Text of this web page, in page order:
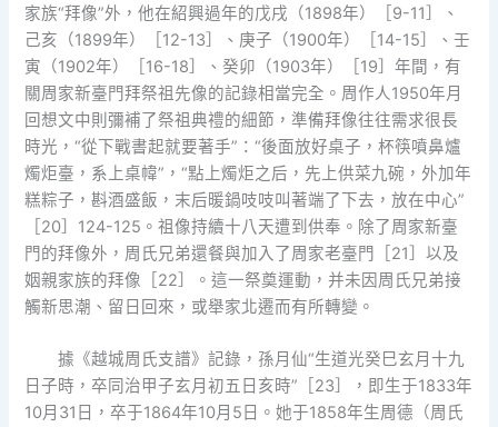
家族“拜像”外，他在紹興過年的戊戌（1898年）［9-11］、
己亥（1899年）［12-13］、庚子（1900年）［14-15］、壬
寅（1902年）［16-18］、癸卯（1903年）［19］年間，有
關周家新臺門拜祭祖先像的記錄相當完全。周作人1950年月
回想文中則彌補了祭祖典禮的細節，準備拜像往往需求很長
時光，“從下戰書起就要著手”：“後面放好桌子，杯筷噴鼻爐
燭炬臺，系上桌幃”，“點上燭炬之后，先上供菜九碗，外加年
糕粽子，斟酒盛飯，末后暖鍋吱吱叫著端了下去，放在中心”
［20］124-125。祖像持續十八天遭到供奉。除了周家新臺
門的拜像外，周氏兄弟還餐與加入了周家老臺門［21］以及
姻親家族的拜像［22］。這一祭奠運動，并未因周氏兄弟接
觸新思潮、留日回來，或舉家北遷而有所轉變。
據《越城周氏支譜》記錄，孫月仙“生道光癸巳玄月十九
日子時，卒同治甲子玄月初五日亥時”［23］，即生于1833年
10月31日，卒于1864年10月5日。她于1858年生周德（周氏